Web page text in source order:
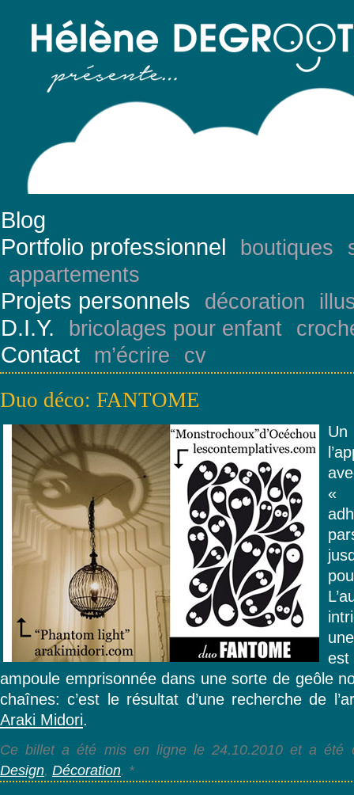
Blog
Portfolio professionnel
boutiques
appartements
Projets personnels décoration
D.I.Y. bricolages pour enfant
Contact m’écrire
cv
Duo déco: FANTOME
ampoule emprisonnée dans une sorte de geôle
chaînes: c’est le résultat d’une recherche de
Araki Midori.
Ce billet a été mis en ligne le 24.10.2010 et a été
Design, Décoration. *